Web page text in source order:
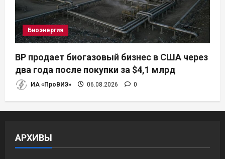
Биоэнергия
BP продает биогазовый бизнес в США через
два года после покупки за $4,1 млрд
ИА «ПроВИЭ» 06.08.2026 0
АРХИВЫ